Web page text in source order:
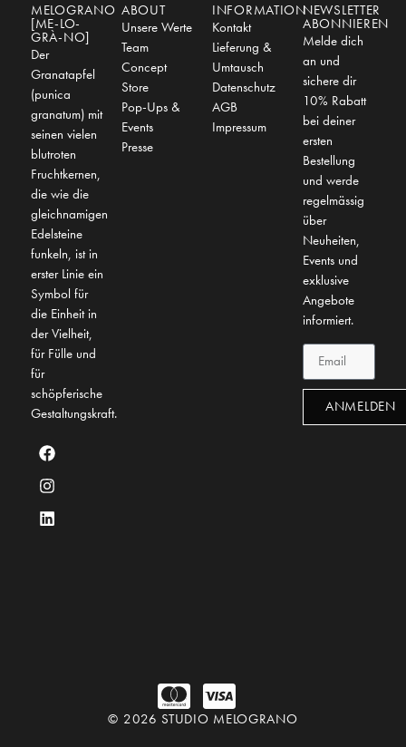
MELOGRANO
[ME-LO-
GRÀ-NO]
Der
Granatapfel
(punica
granatum) mit
seinen vielen
blutroten
Fruchtkernen,
die wie die
gleichnamigen
Edelsteine
funkeln, ist in
erster Linie ein
Symbol für
die Einheit in
der Vielheit,
für Fülle und
für
schöpferische
Gestaltungskraft.
ABOUT
Unsere Werte
Team
Concept
Store
Pop-Ups &
Events
Presse
INFORMATION
Kontakt
Lieferung &
Umtausch
Datenschutz
AGB
Impressum
NEWSLETTER
ABONNIEREN
Melde dich
an und
sichere dir
10% Rabatt
bei deiner
ersten
Bestellung
und werde
regelmässig
über
Neuheiten,
Events und
exklusive
Angebote
informiert.
ANMELDEN
© 2026 STUDIO MELOGRANO